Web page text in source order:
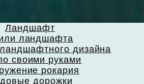
Ландшафт
ландшафта
дизайна
своими руками
рокария
дорожки